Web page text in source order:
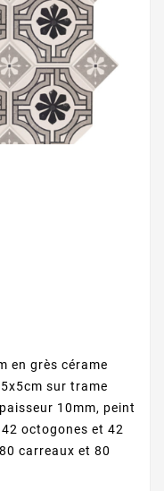
en grès cérame
sur trame
10mm, peint
octogones et 42
carreaux et 80